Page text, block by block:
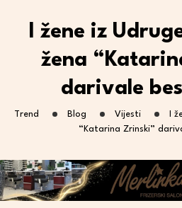
I žene iz
žena
darivale
Trend Blog Vijesti
I
“Katarina Zrinski”